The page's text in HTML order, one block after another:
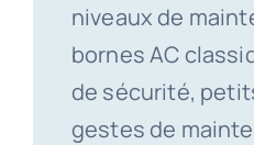
niveaux de
bornes AC
de sécurité,
gestes de